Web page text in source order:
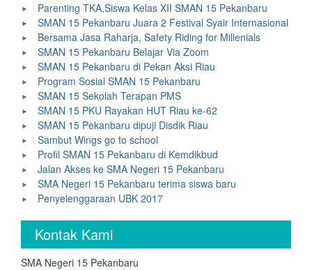
Parenting TKA,Siswa Kelas XII SMAN 15 Pekanbaru
SMAN 15 Pekanbaru Juara 2 Festival Syair Internasional
Bersama Jasa Raharja, Safety Riding for Millenials
SMAN 15 Pekanbaru Belajar Via Zoom
SMAN 15 Pekanbaru di Pekan Aksi Riau
Program Sosial SMAN 15 Pekanbaru
SMAN 15 Sekolah Terapan PMS
SMAN 15 PKU Rayakan HUT Riau ke-62
SMAN 15 Pekanbaru dipuji Disdik Riau
Sambut Wings go to school
Profil SMAN 15 Pekanbaru di Kemdikbud
Jalan Akses ke SMA Negeri 15 Pekanbaru
SMA Negeri 15 Pekanbaru terima siswa baru
Penyelenggaraan UBK 2017
Kontak Kami
SMA Negeri 15 Pekanbaru